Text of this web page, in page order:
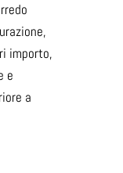
importo,
e
a